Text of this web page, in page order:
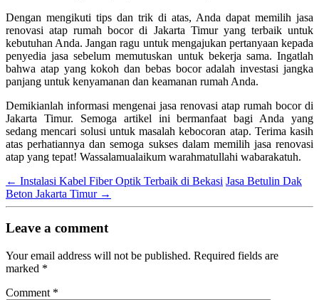
Dengan mengikuti tips dan trik di atas, Anda dapat memilih jasa
renovasi atap rumah bocor di Jakarta Timur yang terbaik untuk
kebutuhan Anda. Jangan ragu untuk mengajukan pertanyaan kepada
penyedia jasa sebelum memutuskan untuk bekerja sama. Ingatlah
bahwa atap yang kokoh dan bebas bocor adalah investasi jangka
panjang untuk kenyamanan dan keamanan rumah Anda.
Demikianlah informasi mengenai jasa renovasi atap rumah bocor di
Jakarta Timur. Semoga artikel ini bermanfaat bagi Anda yang
sedang mencari solusi untuk masalah kebocoran atap. Terima kasih
atas perhatiannya dan semoga sukses dalam memilih jasa renovasi
atap yang tepat! Wassalamualaikum warahmatullahi wabarakatuh.
← Instalasi Kabel Fiber Optik Terbaik di Bekasi Jasa Betulin Dak
Beton Jakarta Timur →
Leave a comment
Your email address will not be published. Required fields are
marked *
Comment *